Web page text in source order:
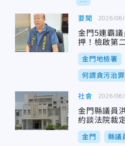
要聞
金門5連霸
押！檢啟第
金門地檢署
何謂貪污治罪
2026/
社會
金門縣議員
約談法院裁
金門 縣議
2026/